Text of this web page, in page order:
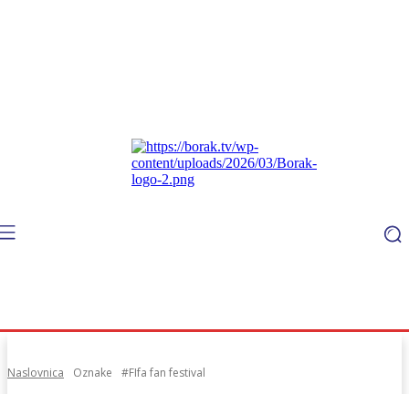
Naslovnica Oznake #FIfa fan festival